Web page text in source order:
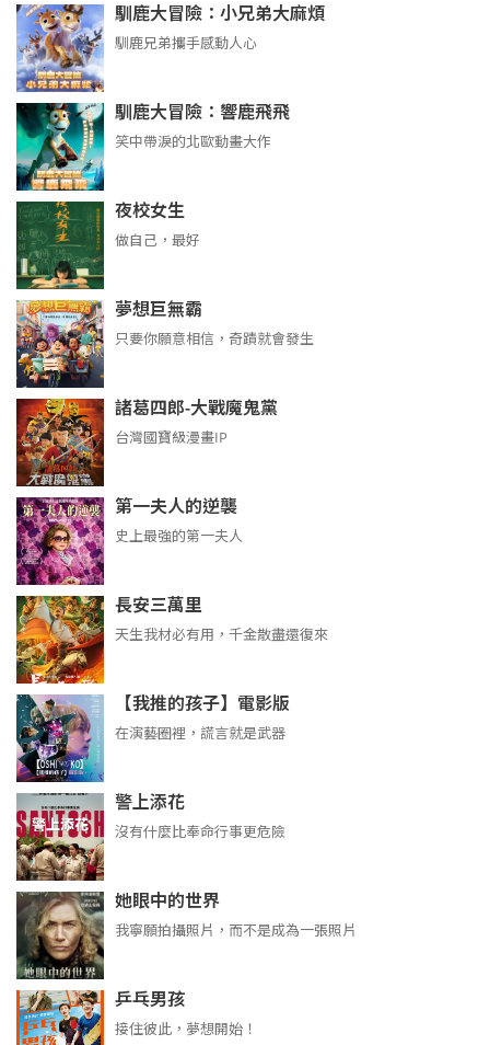
馴鹿大冒險：小兄弟大麻煩
馴鹿兄弟攜手感動人心
馴鹿大冒險：響鹿飛飛
笑中帶淚的北歐動畫大作
夜校女生
做自己，最好
夢想巨無霸
只要你願意相信，奇蹟就會發生
諸葛四郎-大戰魔鬼黨
台灣國寶級漫畫IP
第一夫人的逆襲
史上最強的第一夫人
長安三萬里
天生我材必有用，千金散盡還復來
【我推的孩子】電影版
在演藝圈裡，謊言就是武器
警上添花
沒有什麼比奉命行事更危險
她眼中的世界
我寧願拍攝照片，而不是成為一張照片
乒乓男孩
接住彼此，夢想開始！